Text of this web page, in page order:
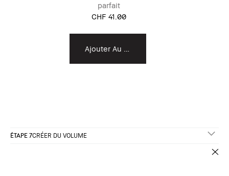
parfait
CHF 41.00
ÉTAPE 7CRÉER DU VOLUME